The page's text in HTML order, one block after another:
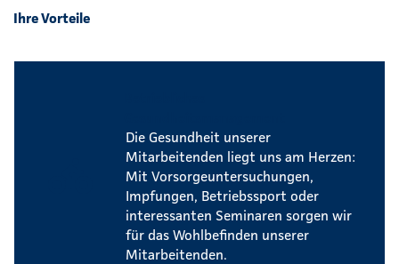
Ihre Vorteile
Die Gesundheit unserer
Mitarbeitenden liegt uns am Herzen:
Mit Vorsorgeuntersuchungen,
Impfungen, Betriebssport oder
interessanten Seminaren sorgen wir
für das Wohlbefinden unserer
Mitarbeitenden.